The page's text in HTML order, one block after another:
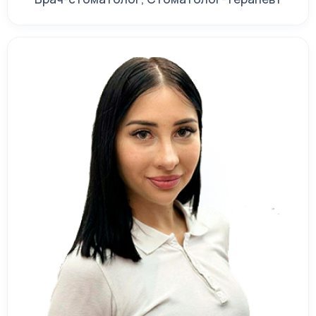
способствует использование передовых
технологий. Также благодаря этому в
нашей стоматологической клинике на
протезирование зубов цены вполне
конкурентные. Кроме того, изготовленные
нашими специалистами
стоматологические конструкции будут
обладать такими преимуществами:
Отсутствие дискомфорта во время
носки. Данные протезы не будут падать
во время разговора, смеха или жевания.
Антибактериальное покрытие. Протезы